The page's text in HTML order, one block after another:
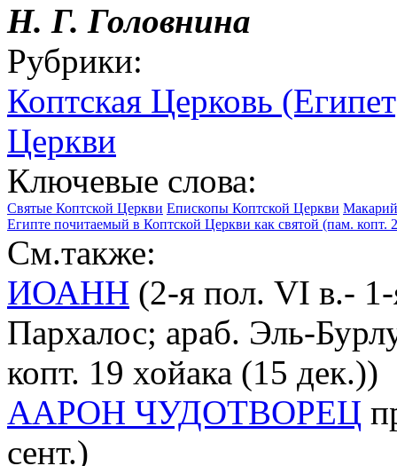
Н. Г. Головнина
Рубрики:
Коптская Церковь
Церкви
Ключевые слова:
Святые Коптской Церкви Епископы Коптской Церкви Макарий
Египте почитаемый в Коптской Церкви как святой (пам. копт.
См.также:
ИОАНН (2-я пол. VI в.-
Пархалос; араб. Эль-
копт. 19 хойака (15 дек.))
ААРОН ЧУДОТВОРЕЦ
сент.)